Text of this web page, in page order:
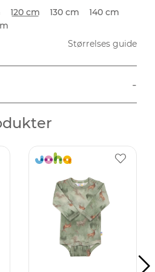
120 cm 130 cm
140 cm
Størrelses guide
-